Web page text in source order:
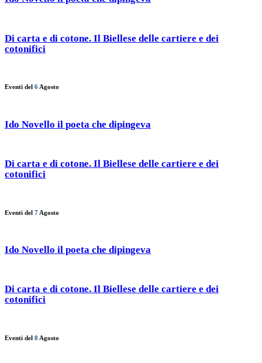
Di carta e di cotone. Il Biellese delle cartiere e dei
cotonifici
Eventi del 6 Agosto
Ido Novello il poeta che dipingeva
Di carta e di cotone. Il Biellese delle cartiere e dei
cotonifici
Eventi del 7 Agosto
Ido Novello il poeta che dipingeva
Di carta e di cotone. Il Biellese delle cartiere e dei
cotonifici
Eventi del 8 Agosto